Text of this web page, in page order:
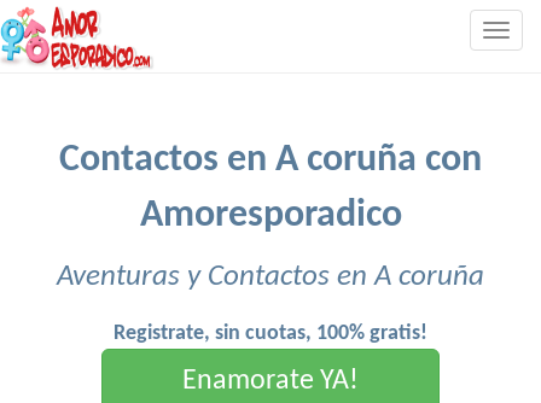
Contactos en A coruña con
Amoresporadico
Aventuras y Contactos en A coruña
Registrate, sin cuotas, 100% gratis!
Enamorate YA!